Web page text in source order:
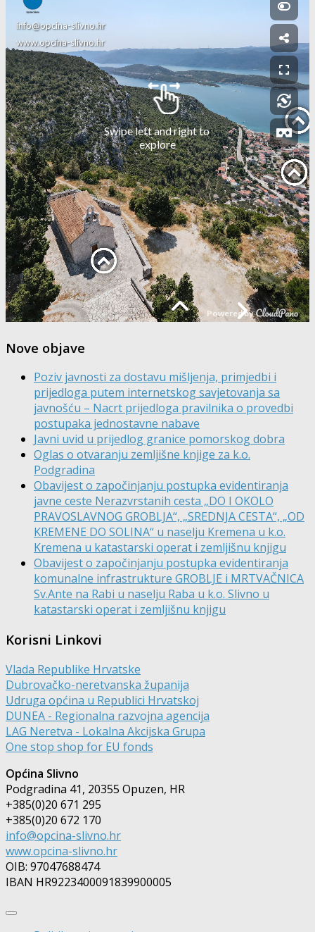
Nove objave
Poziv javnosti za dostavu mišljenja, primjedbi i
prijedloga putem internetskog savjetovanja sa
javnošću – Nacrt prijedloga pravilnika o provedbi
postupaka jednostavne nabave
Javni uvid u prijedlog granice pomorskog dobra
Oglas o otvaranju zemljišne knjige za k.o.
Podgradina
Obavijest o započinjanju postupka evidentiranja
javne ceste Nerazvrstanih cesta „DO I OKOLO
PRAVOSLAVNOG GROBLJA“, „SREDNJA CESTA“, „OD
KREMENE DO SOLINA“ u naselju Kremena u k.o.
Kremena u katastarski operat i zemljišnu knjigu
Obavijest o započinjanju postupka evidentiranja
komunalne infrastrukture GROBLJE i MRTVAČNICA
Sv.Ante na Rabi u naselju Raba u k.o. Slivno u
katastarski operat i zemljišnu knjigu
Korisni Linkovi
Vlada Republike Hrvatske
Dubrovačko-neretvanska županija
Udruga općina u Republici Hrvatskoj
DUNEA - Regionalna razvojna agencija
LAG Neretva - Lokalna Akcijska Grupa
One stop shop for EU fonds
Općina Slivno
Podgradina 41, 20355 Opuzen, HR
+385(0)20 671 295
+385(0)20 672 170
info@opcina-slivno.hr
www.opcina-slivno.hr
OIB: 97047688474
IBAN HR9223400091839900005